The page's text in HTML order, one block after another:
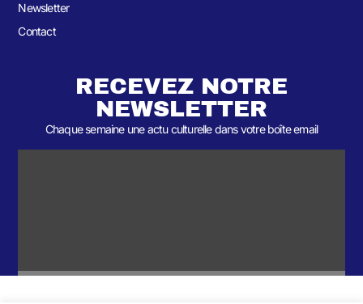
Newsletter
Contact
RECEVEZ NOTRE
NEWSLETTER
Chaque semaine une actu culturelle dans votre boîte email